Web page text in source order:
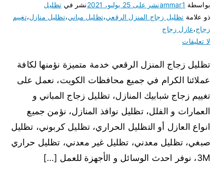
بواسطة ammar1نشر على 25 يوليو، 2021 نشر في تظليل
ذو علامة تظليل زجاج المنزل الرقعي،تظليل مباني،تظليل منازل،تغييم
زجاج،عازل زجاج
لا تعليقات
تظليل زجاج المنزل الرقعي خدمة متميزة نؤمنها لكافة
عملائنا الكرام في جميع محافظات الكويت، نعمل على
تغييم زجاج شبابيك المنازل، تظليل زجاج المباني و
العمارات و الفلل، تظليل نوافذ المنازل، نؤمن جميع
انواع العازل أو التظليل الحراري، تظليل كربوني، تظليل
صبغي، تظليل معدني، تظليل غير معدني، تظليل حراري
3M، نوفر احدث الوسائل و الأجهزة للعمل […]